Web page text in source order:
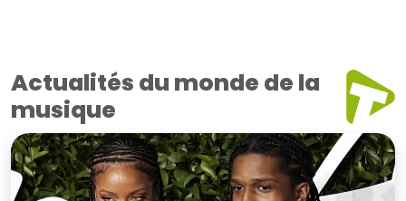
Actualités du monde de la
musique